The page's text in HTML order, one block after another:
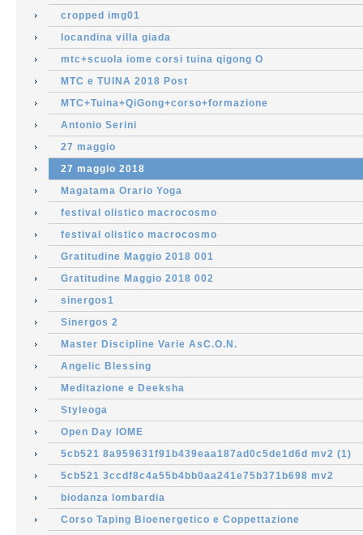
cropped img01
locandina villa giada
mtc+scuola iome corsi tuina qigong O
MTC e TUINA 2018 Post
MTC+Tuina+QiGong+corso+formazione
Antonio Serini
27 maggio
27 maggio 2018
Magatama Orario Yoga
festival olistico macrocosmo
festival olistico macrocosmo
Gratitudine Maggio 2018 001
Gratitudine Maggio 2018 002
sinergos1
Sinergos 2
Master Discipline Varie AsC.O.N.
Angelic Blessing
Meditazione e Deeksha
Styleoga
Open Day IOME
5cb521 8a959631f91b439eaa187ad0c5de1d6d mv2 (1)
5cb521 3ccdf8c4a55b4bb0aa241e75b371b698 mv2
biodanza lombardia
Corso Taping Bioenergetico e Coppettazione